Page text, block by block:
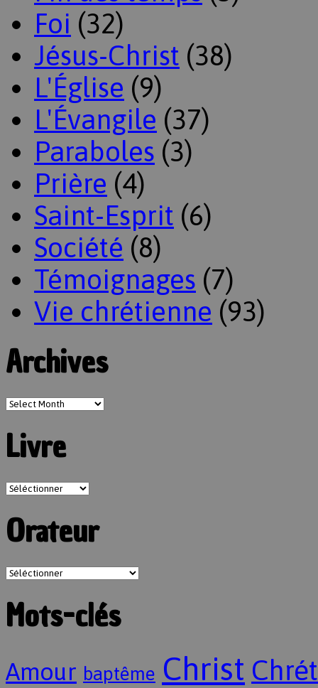
Foi (32)
Jésus-Christ (38)
L'Église (9)
L'Évangile (37)
Paraboles (3)
Prière (4)
Saint-Esprit (6)
Société (8)
Témoignages (7)
Vie chrétienne (93)
Archives
Livre
Orateur
Mots-clés
Amour baptême Christ